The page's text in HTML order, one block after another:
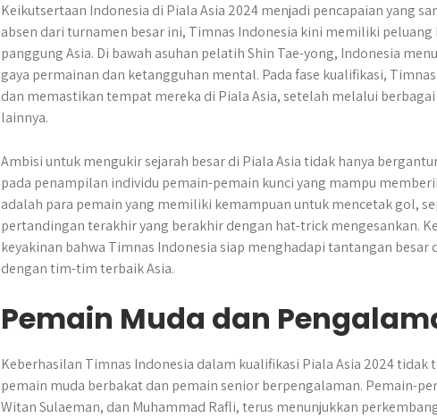
Keikutsertaan Indonesia di Piala Asia 2024 menjadi pencapaian yang
absen dari turnamen besar ini, Timnas Indonesia kini memiliki
panggung Asia. Di bawah asuhan pelatih Shin Tae-yong, Indonesia
gaya permainan dan ketangguhan mental. Pada fase kualifikasi,
dan memastikan tempat mereka di Piala Asia, setelah melalui
lainnya.
Ambisi untuk mengukir sejarah besar di Piala Asia tidak hanya
pada penampilan individu pemain-pemain kunci yang mampu
adalah para pemain yang memiliki kemampuan untuk mencetak gol,
pertandingan terakhir yang berakhir dengan hat-trick mengesankan.
keyakinan bahwa Timnas Indonesia siap menghadapi tantangan besar
dengan tim-tim terbaik Asia.
Pemain Muda dan
Keberhasilan Timnas Indonesia dalam kualifikasi Piala Asia 2024
pemain muda berbakat dan pemain senior berpengalaman. Pemain-
Witan Sulaeman, dan Muhammad Rafli, terus menunjukkan